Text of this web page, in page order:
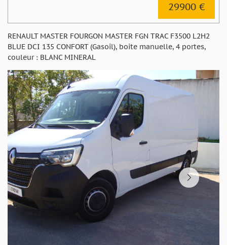
29900 €
RENAULT MASTER FOURGON MASTER FGN TRAC F3500 L2H2
BLUE DCI 135 CONFORT (Gasoil), boite manuelle, 4 portes,
couleur : BLANC MINERAL